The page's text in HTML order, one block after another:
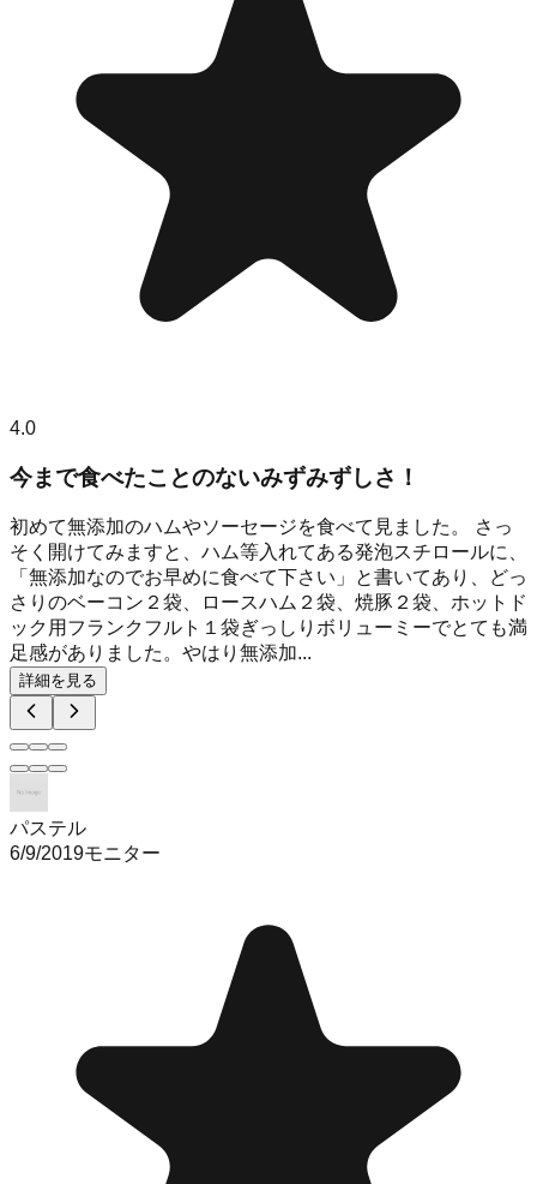
4.0
今まで食べたことのないみずみずしさ！
初めて無添加のハムやソーセージを食べて見ました。 さっ
そく開けてみますと、ハム等入れてある発泡スチロールに、
「無添加なのでお早めに食べて下さい」と書いてあり、どっ
さりのベーコン２袋、ロースハム２袋、焼豚２袋、ホットド
ック用フランクフルト１袋ぎっしりボリューミーでとても満
足感がありました。やはり無添加...
詳細を見る
パステル
6/9/2019モニター